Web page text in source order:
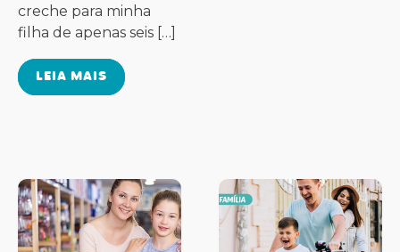
creche para minha
filha de apenas seis […]
LEIA MAIS